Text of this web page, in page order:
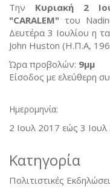
Την Κυριακή 2
"CARALEM" του
Δευτέρα 3 Ιουλίου η
John Huston (Η.Π.Α,
Ώρα προβολών: 9μμ
Είσοδος με ελεύθερη
Ημερομηνία:
2 Ιουλ 2017 εώς 3
Κατηγορία
Πολιτιστικές